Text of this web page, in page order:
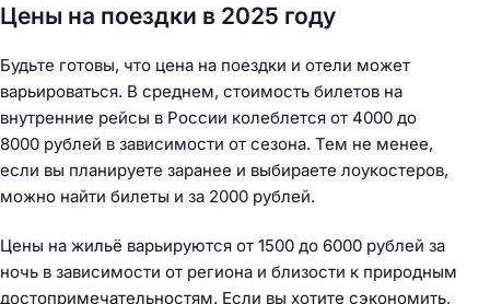
Цены на поездки в 2025 году
Будьте готовы, что цена на поездки и отели может
варьироваться. В среднем, стоимость билетов на
внутренние рейсы в России колеблется от 4000 до
8000 рублей в зависимости от сезона. Тем не менее,
если вы планируете заранее и выбираете лоукостеров,
можно найти билеты и за 2000 рублей.
Цены на жильё варьируются от 1500 до 6000 рублей за
ночь в зависимости от региона и близости к природным
достопримечательностям. Если вы хотите сэкономить,